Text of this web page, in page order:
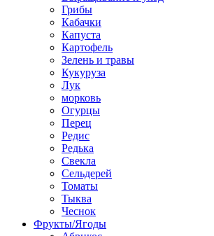
Грибы
Кабачки
Капуста
Картофель
Зелень и травы
Кукуруза
Лук
морковь
Огурцы
Перец
Редис
Редька
Свекла
Сельдерей
Томаты
Тыква
Чеснок
Фрукты/Ягоды